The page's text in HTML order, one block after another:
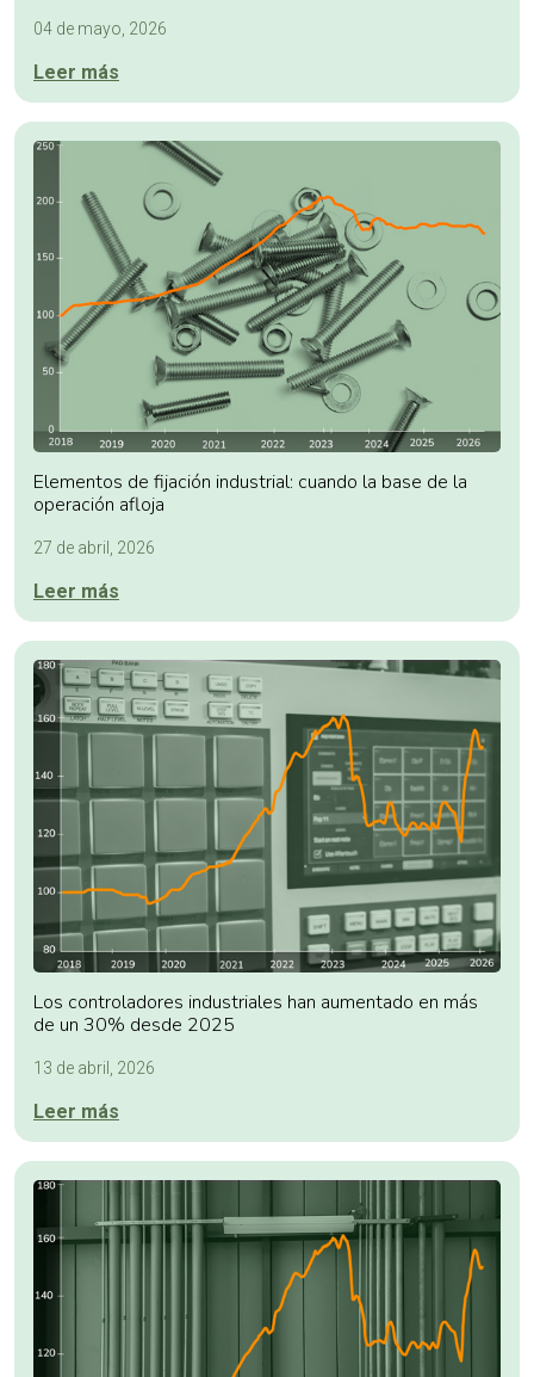
04 de mayo, 2026
Leer más
Elementos de fijación industrial: cuando la base de la
operación afloja
27 de abril, 2026
Leer más
Los controladores industriales han aumentado en más
de un 30% desde 2025
13 de abril, 2026
Leer más